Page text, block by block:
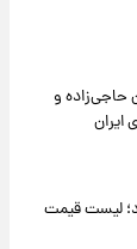
حاجی‌زاده و
ایران
لیست قیمت